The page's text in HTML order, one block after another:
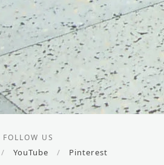
FOLLOW US
/ YouTube / Pinterest